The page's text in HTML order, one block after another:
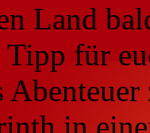
Land
für
in